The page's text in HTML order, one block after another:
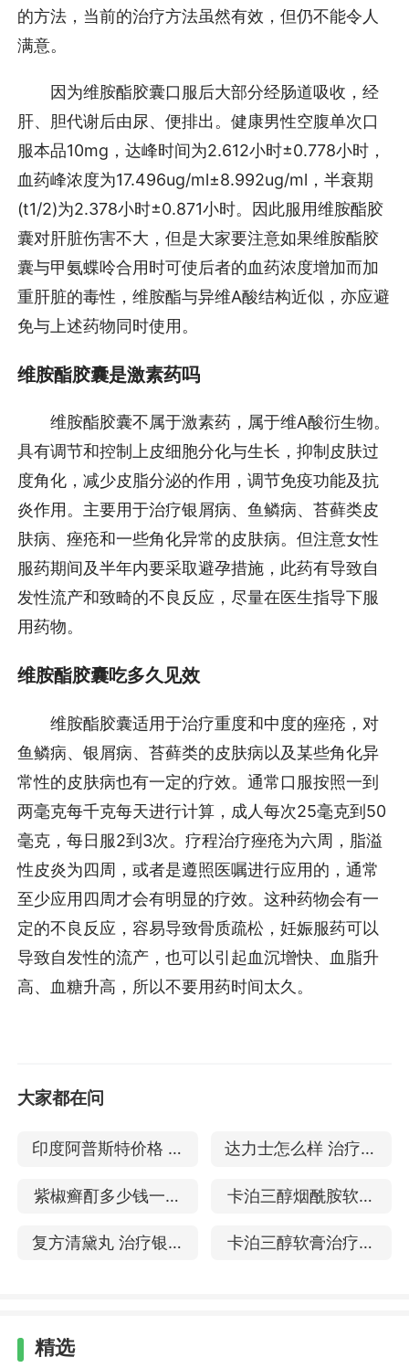
的方法，当前的治疗方法虽然有效，但仍不能令人
满意。
因为维胺酯胶囊口服后大部分经肠道吸收，经
肝、胆代谢后由尿、便排出。健康男性空腹单次口
服本品10mg，达峰时间为2.612小时±0.778小时，
血药峰浓度为17.496ug/ml±8.992ug/ml，半衰期
(t1/2)为2.378小时±0.871小时。因此服用维胺酯胶
囊对肝脏伤害不大，但是大家要注意如果维胺酯胶
囊与甲氨蝶呤合用时可使后者的血药浓度增加而加
重肝脏的毒性，维胺酯与异维A酸结构近似，亦应避
免与上述药物同时使用。
维胺酯胶囊是激素药吗
维胺酯胶囊不属于激素药，属于维A酸衍生物。
具有调节和控制上皮细胞分化与生长，抑制皮肤过
度角化，减少皮脂分泌的作用，调节免疫功能及抗
炎作用。主要用于治疗银屑病、鱼鳞病、苔藓类皮
肤病、痤疮和一些角化异常的皮肤病。但注意女性
服药期间及半年内要采取避孕措施，此药有导致自
发性流产和致畸的不良反应，尽量在医生指导下服
用药物。
维胺酯胶囊吃多久见效
维胺酯胶囊适用于治疗重度和中度的痤疮，对
鱼鳞病、银屑病、苔藓类的皮肤病以及某些角化异
常性的皮肤病也有一定的疗效。通常口服按照一到
两毫克每千克每天进行计算，成人每次25毫克到50
毫克，每日服2到3次。疗程治疗痤疮为六周，脂溢
性皮炎为四周，或者是遵照医嘱进行应用的，通常
至少应用四周才会有明显的疗效。这种药物会有一
定的不良反应，容易导致骨质疏松，妊娠服药可以
导致自发性的流产，也可以引起血沉增快、血脂升
高、血糖升高，所以不要用药时间太久。
大家都在问
印度阿普斯特价格 是
治疗银屑病的药物吗
达力士怎么样 治疗银
屑病的效果
紫椒癣酊多少钱一盒
治疗银屑病的疗效
卡泊三醇烟酰胺软膏
治疗银屑病的作用效
复方清黛丸 治疗银屑
卡泊三醇软膏治疗哪
精选